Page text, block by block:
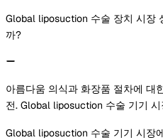
Global liposuction 수술 장치 시장
까?
아름다움 의식과 화장품 절차에 대
전. Global liposuction 수술 기기
Global liposuction 수술 기기 시장